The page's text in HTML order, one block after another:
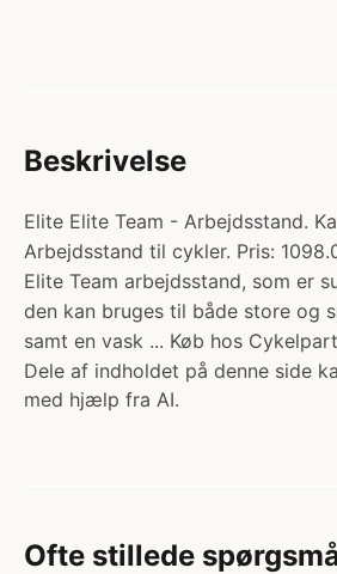
Beskrivelse
Elite Elite Team - Arbejdsstand.
Arbejdsstand til cykler. Pris:
Elite Team arbejdsstand, som er
den kan bruges til både store og
samt en vask ... Køb hos
Dele af indholdet på denne side
med hjælp fra AI.
Ofte stillede